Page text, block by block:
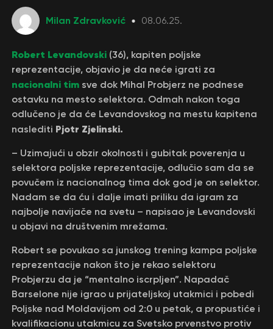
Milan Zdravković 08.06.25.
Robert Levandovski(36), kapiten poljske
reprezentacije, objavio je da neće igrati za
nacionalni timsve dok Mihal Probjerz ne podnese
ostavku na mesto selektora. Odmah nakon toga
odlučeno je da će Levandovskog na mestu kapitena
naslediti Pjotr Zjelinski.
– Uzimajući u obzir okolnosti i gubitak poverenja u
selektora poljske reprezentacije, odlučio sam da se
povučem iz nacionalnog tima dok god je on selektor.
Nadam se da ću i dalje imati priliku da igram za
najbolje navijače na svetu – napisao je Levandovski
u objavi na društvenim mrežama.
Robert se povukao sa junskog trening kampa poljske
reprezentacije nakon što je rekao selektoru
Probjerzu da je “mentalno iscrpljen”. Napadač
Barselone nije igrao u prijateljskoj utakmici i pobedi
Poljske nad Moldavijom od 2:0 u petak, a propustiće i
kvalifikacionu utakmicu za Svetsko prvenstvo protiv